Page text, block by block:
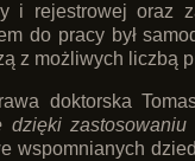
i rejestrowej oraz
do pracy był
z możliwych liczbą
doktorska
wspomnianych